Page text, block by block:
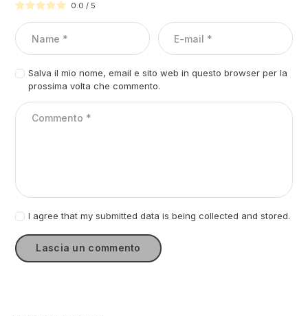
0.0 / 5
Salva il mio nome, email e sito web in questo browser per la
prossima volta che commento.
I agree that my submitted data is being collected and stored.